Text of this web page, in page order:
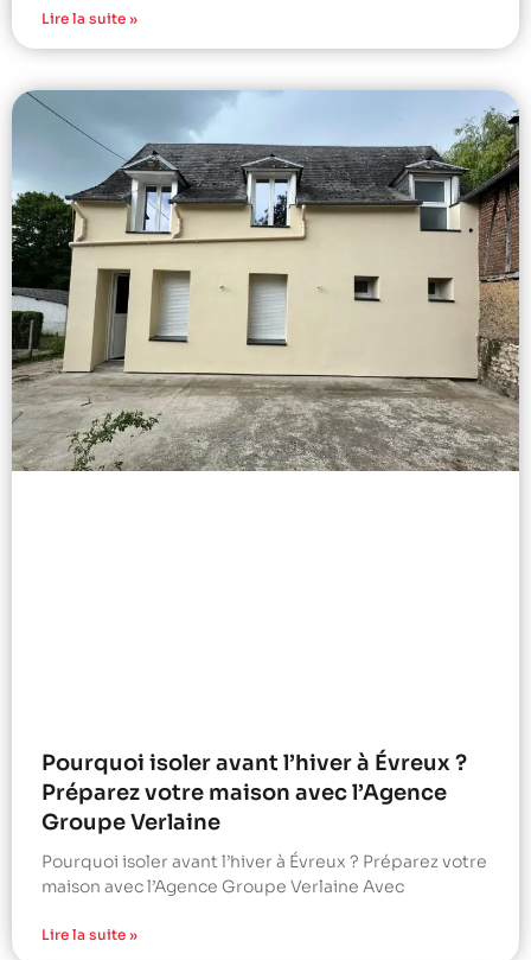
Lire la suite »
Pourquoi isoler avant l’hiver à Évreux ?
Préparez votre maison avec l’Agence
Groupe Verlaine
Pourquoi isoler avant l’hiver à Évreux ? Préparez votre
maison avec l’Agence Groupe Verlaine Avec
Lire la suite »